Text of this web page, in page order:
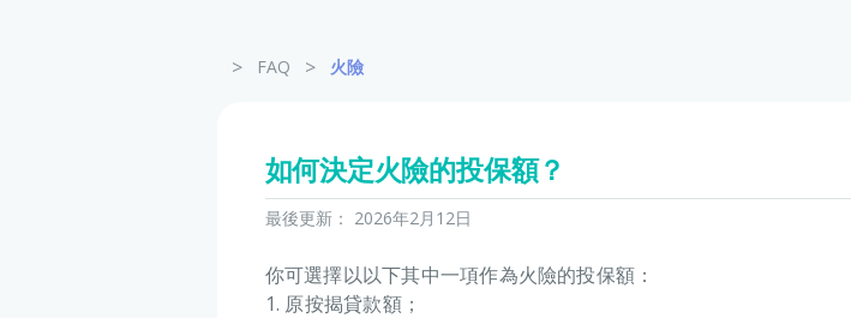
> FAQ > 火險
如何決定火險的投保額？
最後更新： 2026年2月12日
你可選擇以以下其中一項作為火險的投保額：
1. 原按揭貸款額；